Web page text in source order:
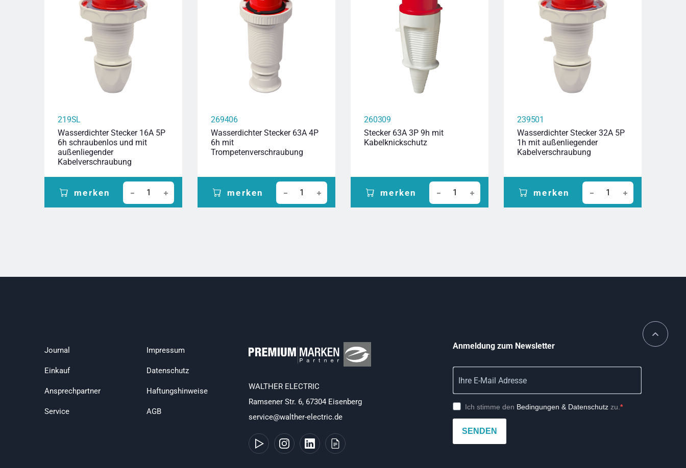
219SL
Wasserdichter Stecker 16A 5P
6h schraubenlos und mit
außenliegender
Kabelverschraubung
merken
269406
Wasserdichter Stecker 63A 4P
6h mit
Trompetenverschraubung
merken
260309
Stecker 63A 3P 9h mit
Kabelknickschutz
merken
239501
Wasserdichter Stecker 32A 5P
1h mit außenliegender
Kabelverschraubung
merken
Journal
Einkauf
Ansprechpartner
Service
Impressum
Datenschutz
Haftungshinweise
AGB
WALTHER ELECTRIC
Ramsener Str. 6, 67304 Eisenberg
service@walther-electric.de
Anmeldung zum Newsletter
Ich stimme den Bedingungen & Datenschutz zu.
SENDEN